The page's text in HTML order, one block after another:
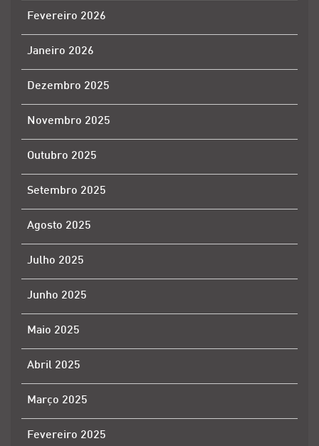
Fevereiro 2026
Janeiro 2026
Dezembro 2025
Novembro 2025
Outubro 2025
Setembro 2025
Agosto 2025
Julho 2025
Junho 2025
Maio 2025
Abril 2025
Março 2025
Fevereiro 2025